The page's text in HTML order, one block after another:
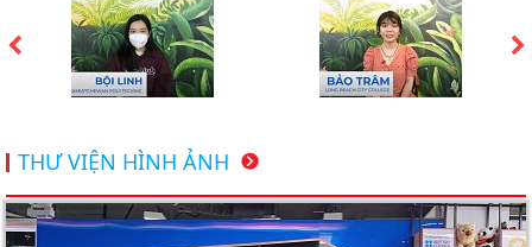
Du học Mỹ 2026 - Lấy bằng cử nhân lúc 20 tuổi cùng
chương trình High School Completion, Washington
bạn khám phá
Du học Mỹ năm 2026: Cơ hội học tập và trải nghiệm tại
THƯ VIỆN HÌNH ẢNH